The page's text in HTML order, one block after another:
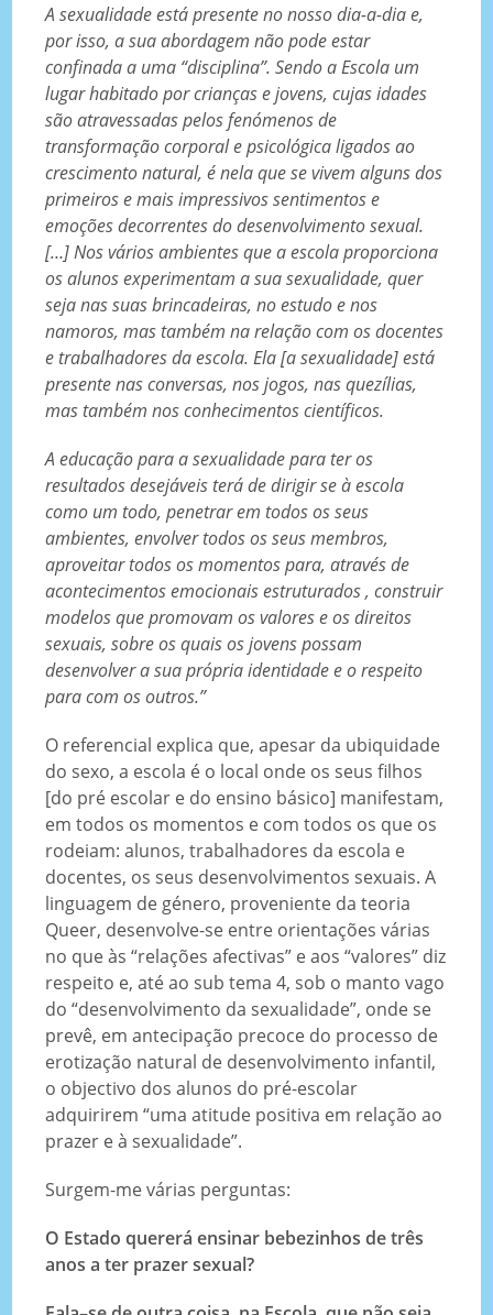
A sexualidade está presente no nosso dia-a-dia e,
por isso, a sua abordagem não pode estar
confinada a uma “disciplina”. Sendo a Escola um
lugar habitado por crianças e jovens, cujas idades
são atravessadas pelos fenómenos de
transformação corporal e psicológica ligados ao
crescimento natural, é nela que se vivem alguns dos
primeiros e mais impressivos sentimentos e
emoções decorrentes do desenvolvimento sexual.
[…] Nos vários ambientes que a escola proporciona
os alunos experimentam a sua sexualidade, quer
seja nas suas brincadeiras, no estudo e nos
namoros, mas também na relação com os docentes
e trabalhadores da escola. Ela [a sexualidade] está
presente nas conversas, nos jogos, nas quezílias,
mas também nos conhecimentos científicos.
A educação para a sexualidade para ter os
resultados desejáveis terá de dirigir se à escola
como um todo, penetrar em todos os seus
ambientes, envolver todos os seus membros,
aproveitar todos os momentos para, através de
acontecimentos emocionais estruturados , construir
modelos que promovam os valores e os direitos
sexuais, sobre os quais os jovens possam
desenvolver a sua própria identidade e o respeito
para com os outros.”
O referencial explica que, apesar da ubiquidade
do sexo, a escola é o local onde os seus filhos
[do pré escolar e do ensino básico] manifestam,
em todos os momentos e com todos os que os
rodeiam: alunos, trabalhadores da escola e
docentes, os seus desenvolvimentos sexuais. A
linguagem de género, proveniente da teoria
Queer, desenvolve-se entre orientações várias
no que às “relações afectivas” e aos “valores” diz
respeito e, até ao sub tema 4, sob o manto vago
do “desenvolvimento da sexualidade”, onde se
prevê, em antecipação precoce do processo de
erotização natural de desenvolvimento infantil,
o objectivo dos alunos do pré-escolar
adquirirem “uma atitude positiva em relação ao
prazer e à sexualidade”.
Surgem-me várias perguntas:
O Estado quererá ensinar bebezinhos de três
anos a ter prazer sexual?